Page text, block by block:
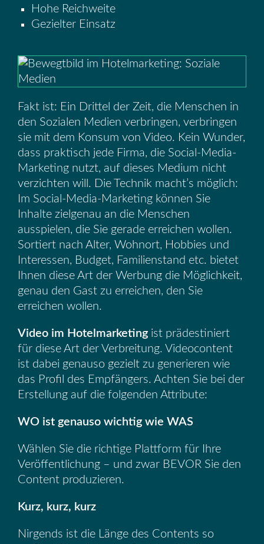
Hohe Reichweite
Gezielter Einsatz
Fakt ist: Ein Drittel der Zeit, die Menschen in
den Sozialen Medien verbringen, verbringen
sie mit dem Konsum von Video. Kein Wunder,
dass praktisch jede Firma, die Social-Media-
Marketing nutzt, auf dieses Medium nicht
verzichten will. Die Technik macht’s möglich:
Im Social-Media-Marketing können Sie
Inhalte zielgenau an die Menschen
ausspielen, die Sie gerade erreichen wollen.
Sortiert nach Alter, Wohnort, Hobbies und
Interessen, Budget, Familienstand etc. bietet
Ihnen diese Art der Werbung die Möglichkeit,
genau den Gast zu erreichen, den Sie
erreichen wollen.
Video im Hotelmarketingist prädestiniert
für diese Art der Verbreitung. Videocontent
ist dabei genauso gezielt zu generieren wie
das Profil des Empfängers. Achten Sie bei der
Erstellung auf die folgenden Attribute:
WO ist genauso wichtig wie WAS
Wählen Sie die richtige Plattform für Ihre
Veröffentlichung – und zwar BEVOR Sie den
Content produzieren.
Kurz, kurz, kurz
Nirgends ist die Länge des Contents so